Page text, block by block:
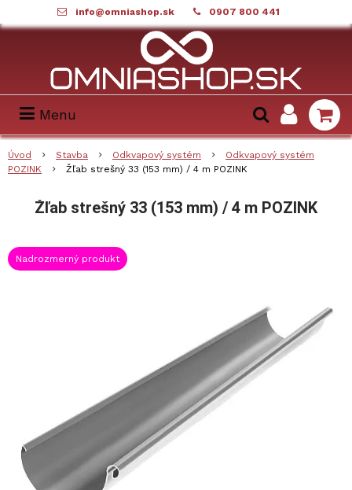
info@omniashop.sk 0907 800 441
Menu
Úvod Stavba Odkvapový systém
Odkvapový systém
POZINK
Žľab strešný 33 (153 mm) / 4 m POZINK
Žľab strešný 33 (153 mm) / 4 m POZINK
Nadrozmerný produkt